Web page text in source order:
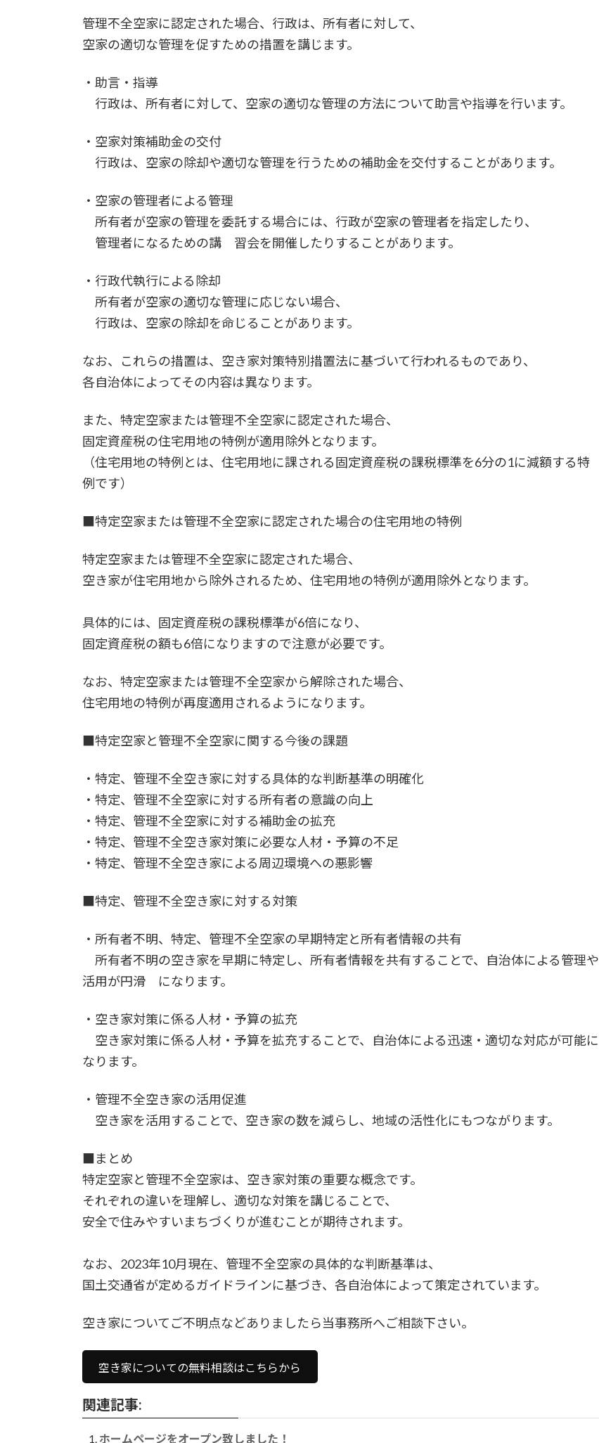
管理不全空家に認定された場合、行政は、所有者に対して、
空家の適切な管理を促すための措置を講じます。
・助言・指導
行政は、所有者に対して、空家の適切な管理の方法について助言や指導を行います。
・空家対策補助金の交付
行政は、空家の除却や適切な管理を行うための補助金を交付することがあります。
・空家の管理者による管理
所有者が空家の管理を委託する場合には、行政が空家の管理者を指定したり、
管理者になるための講 習会を開催したりすることがあります。
・行政代執行による除却
所有者が空家の適切な管理に応じない場合、
行政は、空家の除却を命じることがあります。
なお、これらの措置は、空き家対策特別措置法に基づいて行われるものであり、
各自治体によってその内容は異なります。
また、特定空家または管理不全空家に認定された場合、
固定資産税の住宅用地の特例が適用除外となります。
（住宅用地の特例とは、住宅用地に課される固定資産税の課税標準を6分の1に減額する特
例です）
■特定空家または管理不全空家に認定された場合の住宅用地の特例
特定空家または管理不全空家に認定された場合、
空き家が住宅用地から除外されるため、住宅用地の特例が適用除外となります。
具体的には、固定資産税の課税標準が6倍になり、
固定資産税の額も6倍になりますので注意が必要です。
なお、特定空家または管理不全空家から解除された場合、
住宅用地の特例が再度適用されるようになります。
■特定空家と管理不全空家に関する今後の課題
・特定、管理不全空き家に対する具体的な判断基準の明確化
・特定、管理不全空家に対する所有者の意識の向上
・特定、管理不全空家に対する補助金の拡充
・特定、管理不全空き家対策に必要な人材・予算の不足
・特定、管理不全空き家による周辺環境への悪影響
■特定、管理不全空き家に対する対策
・所有者不明、特定、管理不全空家の早期特定と所有者情報の共有
所有者不明の空き家を早期に特定し、所有者情報を共有することで、自治体による管理や
活用が円滑 になります。
・空き家対策に係る人材・予算の拡充
空き家対策に係る人材・予算を拡充することで、自治体による迅速・適切な対応が可能に
なります。
・管理不全空き家の活用促進
空き家を活用することで、空き家の数を減らし、地域の活性化にもつながります。
■まとめ
特定空家と管理不全空家は、空き家対策の重要な概念です。
それぞれの違いを理解し、適切な対策を講じることで、
安全で住みやすいまちづくりが進むことが期待されます。
なお、2023年10月現在、管理不全空家の具体的な判断基準は、
国土交通省が定めるガイドラインに基づき、各自治体によって策定されています。
空き家についてご不明点などありましたら当事務所へご相談下さい。
空き家についての無料相談はこちらから
関連記事:
ホームページをオープン致しました！